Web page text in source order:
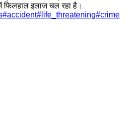
फिलहाल इलाज चल रहा है।
#accident# life_threatening#crime